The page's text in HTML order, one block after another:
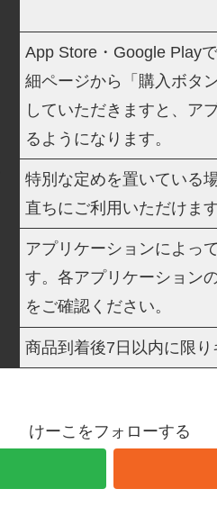
App Store・Google Play
細ページから「購入ボタ
していただきますと、ア
るようになります。
特別な定めを置いている
直ちにご利用いただけます
アプリケーションによっ
す。各アプリケーション
をご確認ください。
商品到着後7日以内に限り
けーこをフォローする